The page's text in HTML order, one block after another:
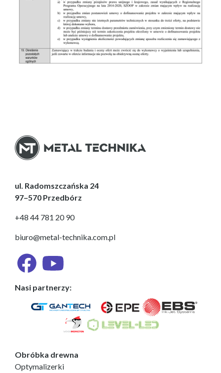
ul. Radomszczańska 24
97–570 Przedbórz
+48 44 781 20 90
biuro@metal-technika.com.pl
Nasi partnerzy:
Obróbka drewna
Optymalizerki